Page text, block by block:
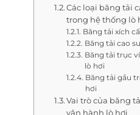
Các loại băng tải
trong hệ thống lò
Băng tải xích
Băng tải cao
Băng tải trục
lò hơi
Băng tải gầu
hơi
Vai trò của băng
vận hành lò hơi